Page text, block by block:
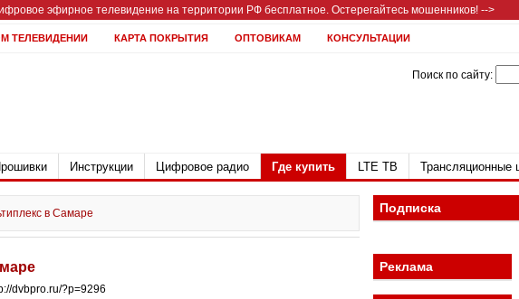
эфирное телевидение на территории РФ бесплатное. Остерегайтесь мошенников! -->
ТЕЛЕВИДЕНИИ КАРТА ПОКРЫТИЯ ОПТОВИКАМ КОНСУЛЬТАЦИИ
Поиск по сайту:
Инструкции Цифровое радио Где купить LTE ТВ Трансляционные
в Самаре
dvbpro.ru/?p=9296
Подписка
Реклама